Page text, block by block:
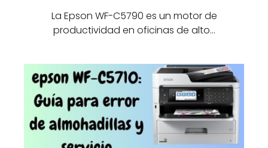
La Epson WF-C5790 es un motor de
productividad en oficinas de alto…